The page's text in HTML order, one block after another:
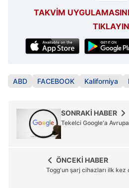
TAKVİM
TIKLAYIN
ABD FACEBOOK Kaliforniya
SONRAKİ HABER
Tekelci Google'a
ÖNCEKİ HABER
Togg'un şarj cihazları ilk kez